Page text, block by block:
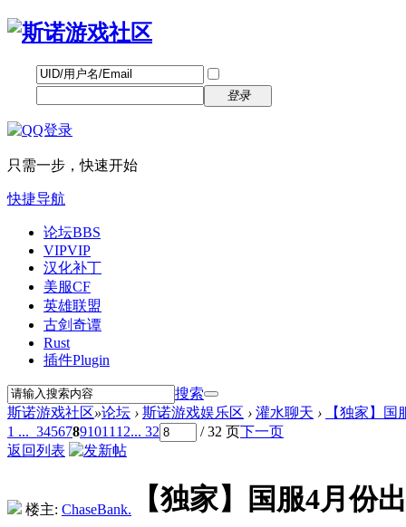
登录
只需一步，快速开始
快捷导航
论坛BBS
VIPVIP
汉化补丁
美服CF
英雄联盟
古剑奇谭
Rust
插件Plugin
搜索
斯诺游戏社区»论坛 › 斯诺游戏娱乐区 › 灌水聊天 ›
【独家】
1 ... 34567891011 12... 32 / 32 页下一页
返回列表
楼主: ChaseBank. 【独家】国服4月份